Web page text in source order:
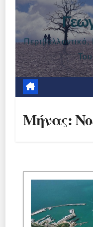
Μήνας: